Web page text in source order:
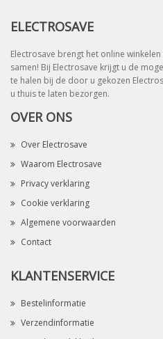
ELECTROSAVE
Electrosave brengt het online
samen! Bij Electrosave krijgt u de
te halen bij de door u gekozen
u thuis te laten bezorgen.
OVER ONS
Over Electrosave
Waarom Electrosave
Privacy verklaring
Cookie verklaring
Algemene voorwaarden
Contact
KLANTENSERVICE
Bestelinformatie
Verzendinformatie